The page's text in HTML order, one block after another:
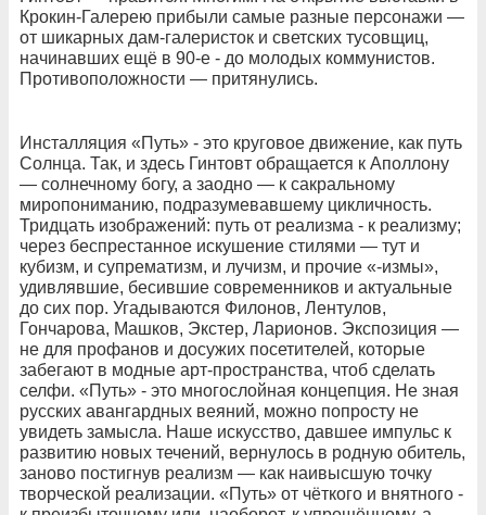
Крокин-Галерею прибыли самые разные персонажи —
от шикарных дам-галеристок и светских тусовщиц,
начинавших ещё в 90-е - до молодых коммунистов.
Противоположности — притянулись.
Инсталляция «Путь» - это круговое движение, как путь
Солнца. Так, и здесь Гинтовт обращается к Аполлону
— солнечному богу, а заодно — к сакральному
миропониманию, подразумевавшему цикличность.
Тридцать изображений: путь от реализма - к реализму;
через беспрестанное искушение стилями — тут и
кубизм, и супрематизм, и лучизм, и прочие «-измы»,
удивлявшие, бесившие современников и актуальные
до сих пор. Угадываются Филонов, Лентулов,
Гончарова, Машков, Экстер, Ларионов. Экспозиция —
не для профанов и досужих посетителей, которые
забегают в модные арт-пространства, чтоб сделать
селфи. «Путь» - это многослойная концепция. Не зная
русских авангардных веяний, можно попросту не
увидеть замысла. Наше искусство, давшее импульс к
развитию новых течений, вернулось в родную обитель,
заново постигнув реализм — как наивысшую точку
творческой реализации. «Путь» от чёткого и внятного -